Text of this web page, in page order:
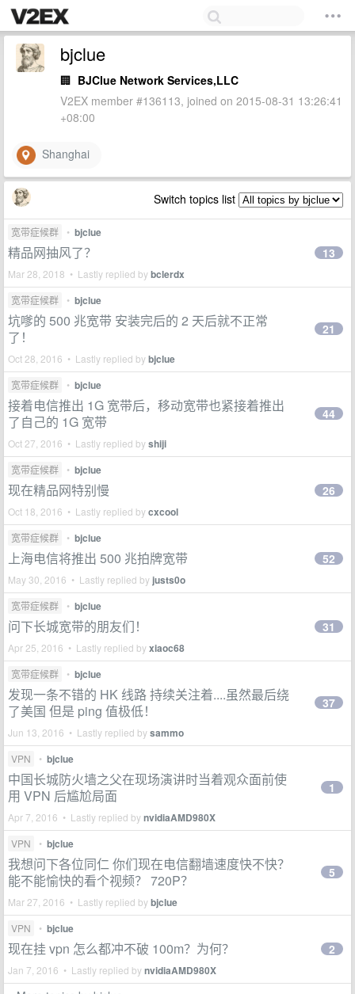
bjclue
🏢 BJClue Network Services,LLC
V2EX member #136113, joined on 2015-08-31 13:26:41
+08:00
Shanghai
Switch topics list
宽带症候群 • bjclue
精品网抽风了？
Mar 28, 2018 • Lastly replied bybclerdx
13
宽带症候群 • bjclue
坑嗲的 500 兆宽带 安装完后的 2 天后就不正常
了！
Oct 28, 2016 • Lastly replied bybjclue
21
宽带症候群 • bjclue
接着电信推出 1G 宽带后，移动宽带也紧接着推出
了自己的 1G 宽带
Oct 27, 2016 • Lastly replied byshiji
44
宽带症候群 • bjclue
现在精品网特别慢
Oct 18, 2016 • Lastly replied bycxcool
26
宽带症候群 • bjclue
上海电信将推出 500 兆拍牌宽带
May 30, 2016 • Lastly replied by justs0o
52
宽带症候群 • bjclue
问下长城宽带的朋友们！
Apr 25, 2016 • Lastly replied byxiaoc68
31
宽带症候群 • bjclue
发现一条不错的 HK 线路 持续关注着....虽然最后绕
了美国 但是 ping 值极低！
Jun 13, 2016 • Lastly replied bysammo
37
VPN • bjclue
中国长城防火墙之父在现场演讲时当着观众面前使
用 VPN 后尴尬局面
Apr 7, 2016 • Lastly replied bynvidiaAMD980X
1
VPN • bjclue
我想问下各位同仁 你们现在电信翻墙速度快不快？
能不能愉快的看个视频？ 720P？
Mar 27, 2016 • Lastly replied bybjclue
5
VPN • bjclue
现在挂 vpn 怎么都冲不破 100m？为何？
Jan 7, 2016 • Lastly replied bynvidiaAMD980X
2